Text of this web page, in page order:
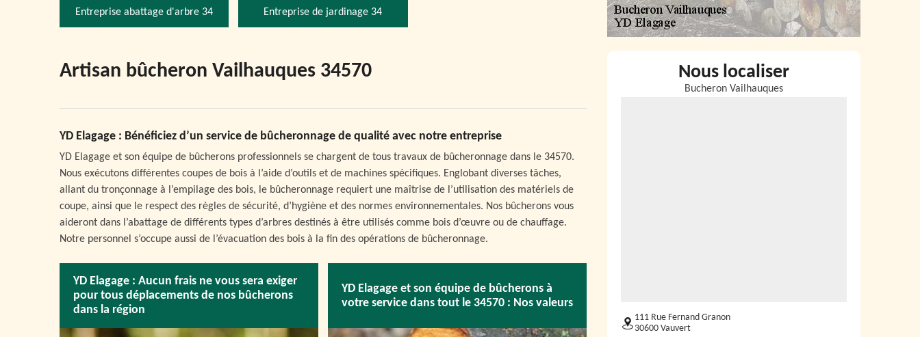
Entreprise abattage d'arbre 34 Entreprise de jardinage 34
Artisan bûcheron Vailhauques 34570
YD Elagage : Bénéficiez d’un service de bûcheronnage de qualité avec notre entreprise
YD Elagage et son équipe de bûcherons professionnels se chargent de tous travaux de bûcheronnage dans le 34570.
Nous exécutons différentes coupes de bois à l’aide d’outils et de machines spécifiques. Englobant diverses tâches,
allant du tronçonnage à l’empilage des bois, le bûcheronnage requiert une maîtrise de l’utilisation des matériels de
coupe, ainsi que le respect des règles de sécurité, d’hygiène et des normes environnementales. Nos bûcherons vous
aideront dans l’abattage de différents types d’arbres destinés à être utilisés comme bois d’œuvre ou de chauffage.
Notre personnel s’occupe aussi de l’évacuation des bois à la fin des opérations de bûcheronnage.
YD Elagage : Aucun frais ne vous sera exiger
pour tous déplacements de nos bûcherons
dans la région
YD Elagage et son équipe de bûcherons à
votre service dans tout le 34570 : Nos valeurs
Nous localiser
Bucheron Vailhauques
111 Rue Fernand Granon
30600 Vauvert